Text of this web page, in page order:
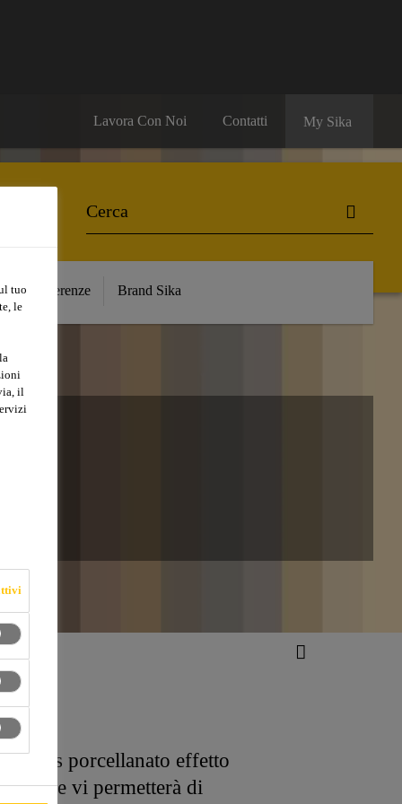
Lavora Con Noi Contatti My Sika
Referenze Brand Sika
grès porcellanato effetto
che vi permetterà di
tuo
le
il